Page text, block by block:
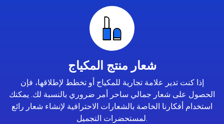
شعار منتج المكياج
إذا كنت تدير علامة تجارية للمكياج أو تخطط لإطلاقها، فإن
الحصول على شعار جمالي ساحر أمر ضروري بالنسبة لك. يمكنك
استخدام أفكارنا الخاصة بالشعارات الاحترافية لإنشاء شعار رائع
لمستحضرات التجميل.